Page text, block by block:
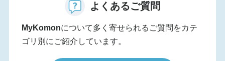
よくあるご質問
MyKomonについて多く寄せられるご質問をカテ
ゴリ別にご紹介しています。